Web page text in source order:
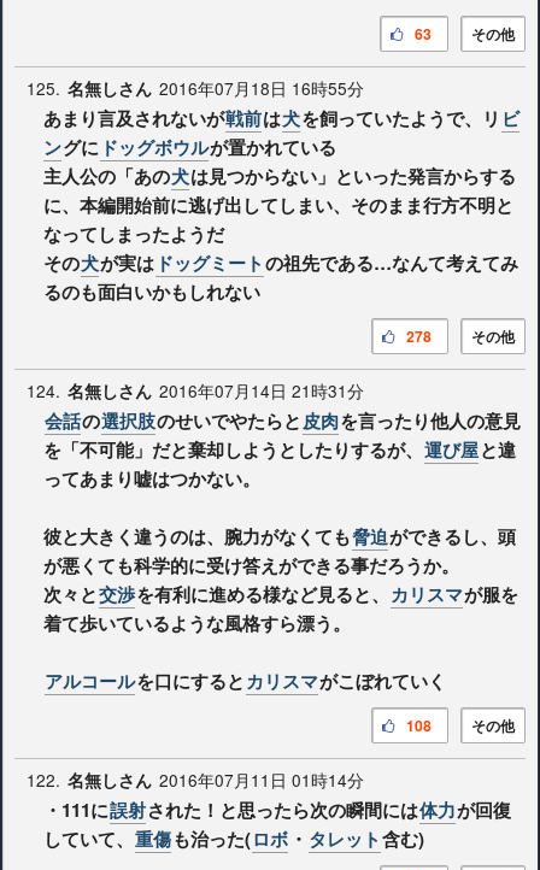
その他
63
125. 名無しさん 2016年07月18日 16時55分
あまり言及されないが戦前は犬を飼っていたようで、リ ビ
ングに ドッグボウルが置かれている
主人公の「あの犬は見つからない」といった発言からする
に、本編開始前に逃げ出してしまい、そのまま行方不明と
なってしまったようだ
その犬が実は ドッグミートの祖先である…なんて考えてみ
るのも面白いかもしれない
その他
278
124. 名無しさん 2016年07月14日 21時31分
会話の選択肢のせいでやたらと皮肉を言ったり他人の意見
を「不可能」だと棄却しようとしたりするが、 運び屋と違
ってあまり嘘はつかない。
彼と大きく違うのは、腕力がなくても脅迫ができるし、頭
が悪くても科学的に受け答えができる事だろうか。
次々と交渉を有利に進める様など見ると、 カリスマが服を
着て歩いているような風格すら漂う。
アルコールを口にするとカリスマがこぼれていく
その他
108
122. 名無しさん 2016年07月11日 01時14分
・111に誤射された！と思ったら次の瞬間には体力が回復
していて、 重傷も治った(ロボ ・ タレット含む)